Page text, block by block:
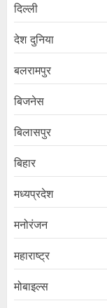
दिल्ली
देश दुनिया
बलरामपुर
बिजनेस
बिलासपुर
बिहार
मध्यप्रदेश
मनोरंजन
महाराष्ट्र
मोबाइल्स